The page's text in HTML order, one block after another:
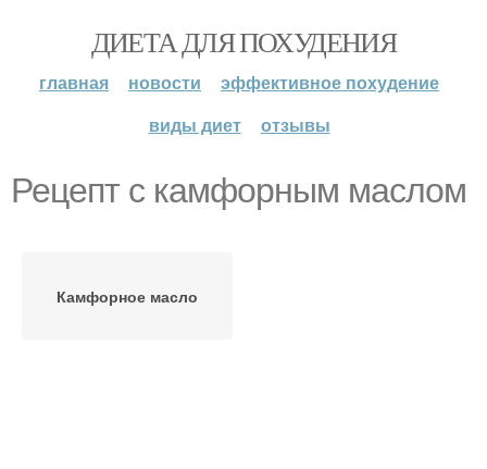
ДИЕТА ДЛЯ ПОХУДЕНИЯ
главная новости
эффективное похудение
виды диет
отзывы
Рецепт с камфорным маслом
Камфорное масло